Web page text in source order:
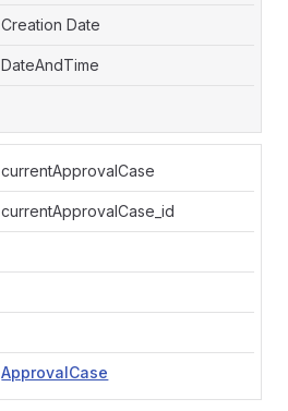
Creation Date
DateAndTime
currentApprovalCase
currentApprovalCase_id
ApprovalCase